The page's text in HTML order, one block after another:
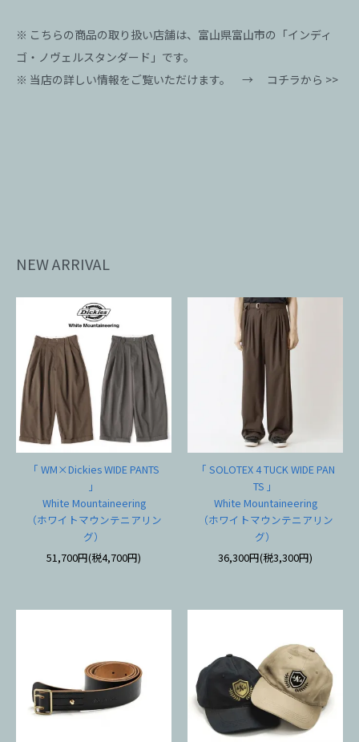
※ こちらの商品の取り扱い店舗は、富山県富山市の「インディ
ゴ・ノヴェルスタンダード」です。
※ 当店の詳しい情報をご覧いただけます。 → コチラから >>
NEW ARRIVAL
「 WM×Dickies WIDE PANTS
」
White Mountaineering
（ホワイトマウンテニアリン
グ）
51,700円(税4,700円)
「 SOLOTEX 4 TUCK WIDE PAN
TS 」
White Mountaineering
（ホワイトマウンテニアリン
グ）
36,300円(税3,300円)